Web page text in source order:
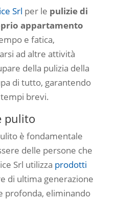
Srl per le pulizie di
appartamento
e fatica,
ad altre attività
della pulizia della
di tutto, garantendo
brevi.
pulito
è fondamentale
delle persone che
Srl utilizza prodotti
di ultima generazione
profonda, eliminando